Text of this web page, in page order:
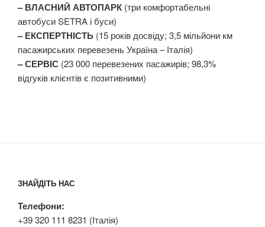
– ВЛАСНИЙ АВТОПАРК (три комфортабельні
автобуси SETRA і буси)
– ЕКСПЕРТНІСТЬ (15 років досвіду; 3,5 мільйони км
пасажирських перевезень Україна – Італія)
– СЕРВІС (23 000 перевезених пасажирів; 98,3%
відгуків клієнтів є позитивними)
ЗНАЙДІТЬ НАС
Телефони:
+39 320 111 8231 (Італія)